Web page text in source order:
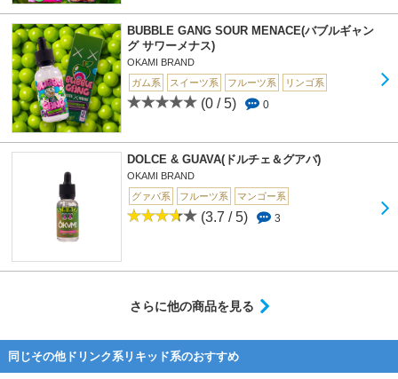
BUBBLE GANG SOUR MENACE(バブルギャン
グ サワーメナス)
OKAMI BRAND
ガム系
スイーツ系 フルーツ系 リンゴ系
(0 / 5) 0
DOLCE & GUAVA(ドルチェ＆グアバ)
OKAMI BRAND
グァバ系
フルーツ系 マンゴー系
(3.7 / 5) 3
さらに他の商品を見る
同じその他ドリンク系リキッド系のおすすめ